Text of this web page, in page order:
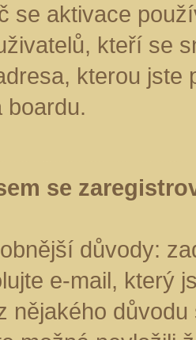
se aktivace
kteří se
kterou jste
boardu.
se
důvody:
e-mail, který
nějakého